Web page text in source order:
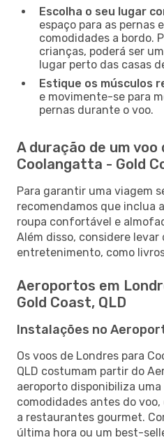
Escolha o seu lugar
espaço para as pernas
comodidades a bordo.
crianças, poderá ser
lugar perto das casas
Estique os músculos
e movimente-se para
pernas durante o voo.
A duração de um
Coolangatta - Gold
Para garantir uma viagem
recomendamos que inclua
roupa confortável e
Além disso, considere levar
entretenimento, como
Aeroportos em
Gold Coast, QLD
Instalações no
Os voos de Londres para
QLD costumam partir do
aeroporto disponibiliza
comodidades antes do
a restaurantes gourmet.
última hora ou um best-